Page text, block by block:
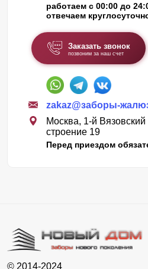
работаем с 00:00 до
отвечаем
Заказать звонок
позвоним за наш счет
zakaz@заборы-
Москва, 1-й
строение 19
Перед приездом
© 2014-2024